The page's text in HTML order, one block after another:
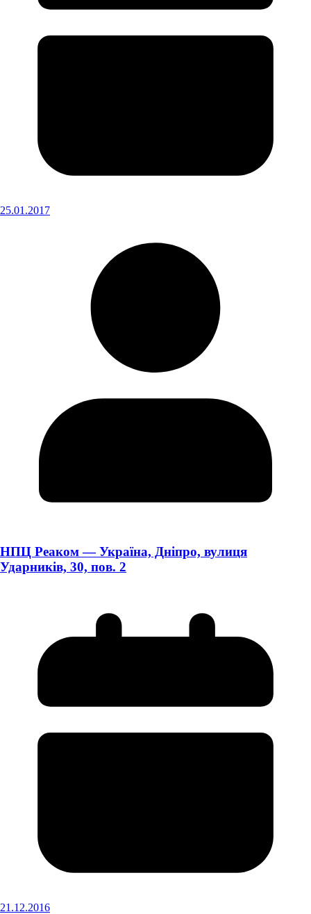
25.01.2017
НПЦ Реаком — Україна, Дніпро, вулиця
Ударників, 30, пов. 2
21.12.2016